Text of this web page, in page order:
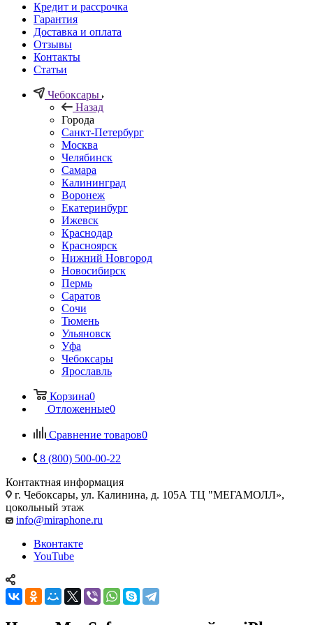
Кредит и рассрочка
Гарантия
Доставка и оплата
Отзывы
Контакты
Статьи
Чебоксары
Назад
Города
Санкт-Петербург
Москва
Челябинск
Самара
Калининград
Воронеж
Екатеринбург
Ижевск
Краснодар
Красноярск
Нижний Новгород
Новосибирск
Пермь
Саратов
Сочи
Тюмень
Ульяновск
Уфа
Чебоксары
Ярославль
Корзина0
Отложенные0
Сравнение товаров0
8 (800) 500-00-22
Контактная информация
г. Чебоксары, ул. Калинина, д. 105А ТЦ "МЕГАМОЛЛ»,
цокольный этаж
info@miraphone.ru
Вконтакте
YouTube